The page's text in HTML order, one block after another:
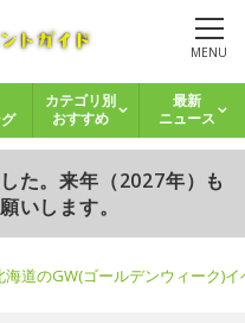
MENU
カテゴリ別
おすすめ
最新
ニュース
た。来年（2027年）も
いします。
海道のGW(ゴールデンウィーク)